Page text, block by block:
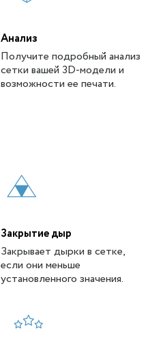
Анализ
Получите подробный анализ
сетки вашей 3D-модели и
возможности ее печати.
Закрытие дыр
Закрывает дырки в сетке,
если они меньше
установленного значения.